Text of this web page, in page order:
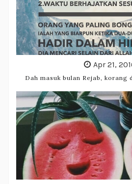
Apr 21,
Dah masuk bulan Rejab, korang